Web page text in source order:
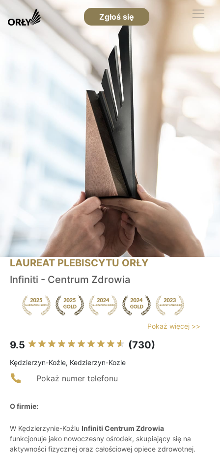
Zgłoś się
LAUREAT PLEBISCYTU ORŁY
Infiniti - Centrum Zdrowia
Pokaż więcej >>
9.5 (730)
Kędzierzyn-Koźle, Kedzierzyn-Kozle
Pokaż numer telefonu
O firmie:
W Kędzierzynie-Koźlu Infiniti Centrum Zdrowia
funkcjonuje jako nowoczesny ośrodek, skupiający się na
aktywności fizycznej oraz całościowej opiece zdrowotnej.